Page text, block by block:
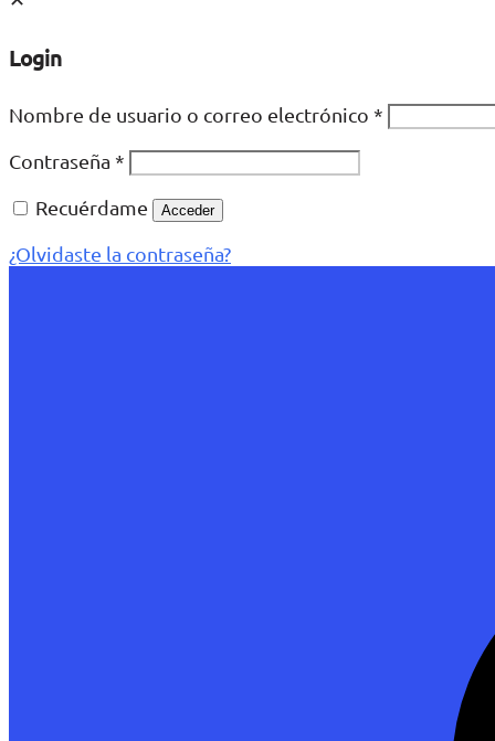
Login
Nombre de usuario o correo electrónico *
Contraseña *
Recuérdame
Acceder
¿Olvidaste la contraseña?